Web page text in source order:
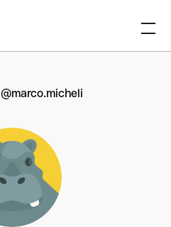
@marco.micheli